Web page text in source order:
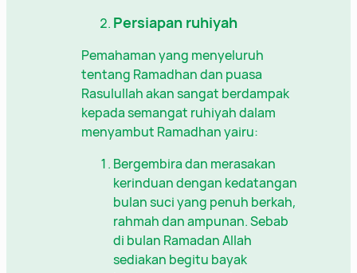
Persiapan ruhiyah
Pemahaman yang menyeluruh
tentang Ramadhan dan puasa
Rasulullah akan sangat berdampak
kepada semangat ruhiyah dalam
menyambut Ramadhan yairu:
Bergembira dan merasakan
kerinduan dengan kedatangan
bulan suci yang penuh berkah,
rahmah dan ampunan. Sebab
di bulan Ramadan Allah
sediakan begitu bayak